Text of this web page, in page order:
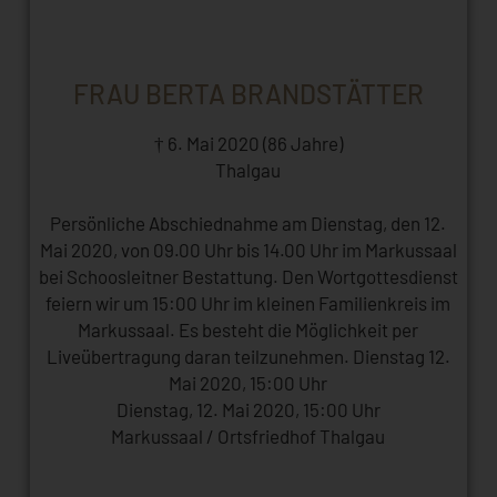
FRAU BERTA BRANDSTÄTTER
† 6. Mai 2020 (86 Jahre)
Thalgau
Persönliche Abschiednahme am Dienstag, den 12.
Mai 2020, von 09.00 Uhr bis 14.00 Uhr im Markussaal
bei Schoosleitner Bestattung. Den Wortgottesdienst
feiern wir um 15:00 Uhr im kleinen Familienkreis im
Markussaal. Es besteht die Möglichkeit per
Liveübertragung daran teilzunehmen. Dienstag 12.
Mai 2020, 15:00 Uhr
Dienstag, 12. Mai 2020, 15:00 Uhr
Markussaal / Ortsfriedhof Thalgau